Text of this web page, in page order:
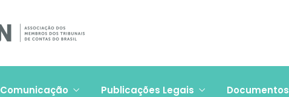
Comunicação Publicações Legais Documentos